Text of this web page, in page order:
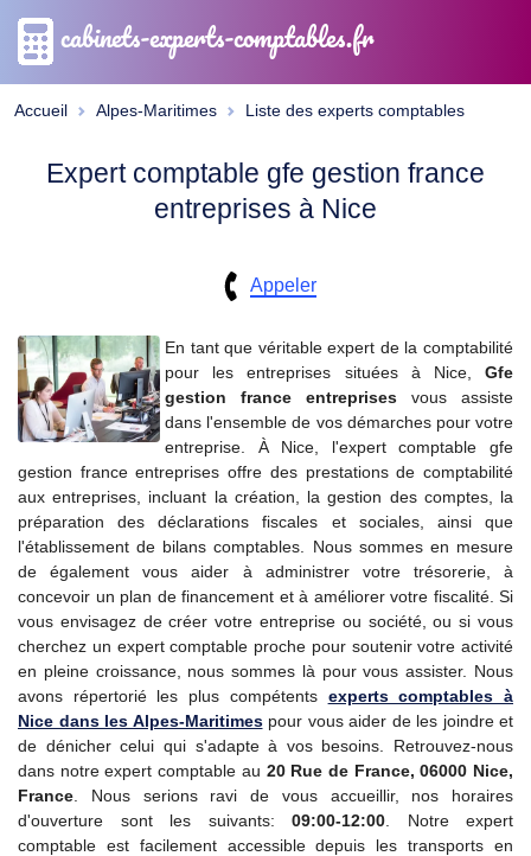
cabinets-experts-comptables.fr
Accueil Alpes-Maritimes Liste des experts comptables
Expert comptable gfe gestion france
entreprises à Nice
Appeler
En tant que véritable expert de la comptabilité
pour les entreprises situées à Nice, Gfe
gestion france entreprises vous assiste
dans l'ensemble de vos démarches pour votre
entreprise. À Nice, l'expert comptable gfe
gestion france entreprises offre des prestations de comptabilité
aux entreprises, incluant la création, la gestion des comptes, la
préparation des déclarations fiscales et sociales, ainsi que
l'établissement de bilans comptables. Nous sommes en mesure
de également vous aider à administrer votre trésorerie, à
concevoir un plan de financement et à améliorer votre fiscalité. Si
vous envisagez de créer votre entreprise ou société, ou si vous
cherchez un expert comptable proche pour soutenir votre activité
en pleine croissance, nous sommes là pour vous assister. Nous
avons répertorié les plus compétents experts comptables à
Nice dans les Alpes-Maritimespour vous aider de les joindre et
de dénicher celui qui s'adapte à vos besoins. Retrouvez-nous
dans notre expert comptable au 20 Rue de France, 06000 Nice,
France . Nous serions ravi de vous accueillir, nos horaires
d'ouverture sont les suivants: 09:00-12:00 . Notre expert
comptable est facilement accessible depuis les transports en